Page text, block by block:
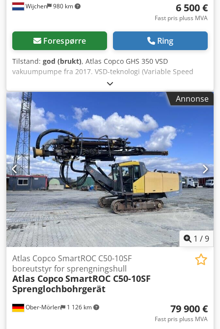
Wijchen 980 km 6 500 €
Fast pris pluss MVA
Forespørre Ring
Tilstand: god (brukt), Atlas Copco GHS 350 VSD
vakuumpumpe fra 2017. VSD-teknologi (Variable Speed
Drive) sørger for optimal ytelse og betydelige
energibesparelser. Pumpen er i utmerket stand med 12
558 driftstimer. Dcjdpfx Aey Ahrmokhek
Annonse
1 /9
Ober-Mörlen 1 126 km
Atlas Copco SmartROC C50-10SF
boreutstyr for sprengningshull
Atlas CopcoSmartROC C50-10SF
Sprenglochbohrgerät
79 900 €
Fast pris pluss MVA